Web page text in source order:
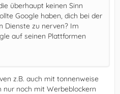
überhaupt keinen Sinn
Google haben, dich bei der
Dienste zu nerven? Im
auf seinen Plattformen
z.B. auch mit tonnenweise
noch mit Werbeblockern